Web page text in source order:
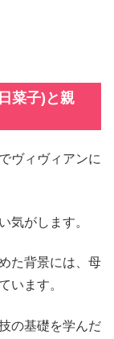
菜子)と親
ヴィヴィアンに
気がします。
た背景には、母
います。
の基礎を学んだ